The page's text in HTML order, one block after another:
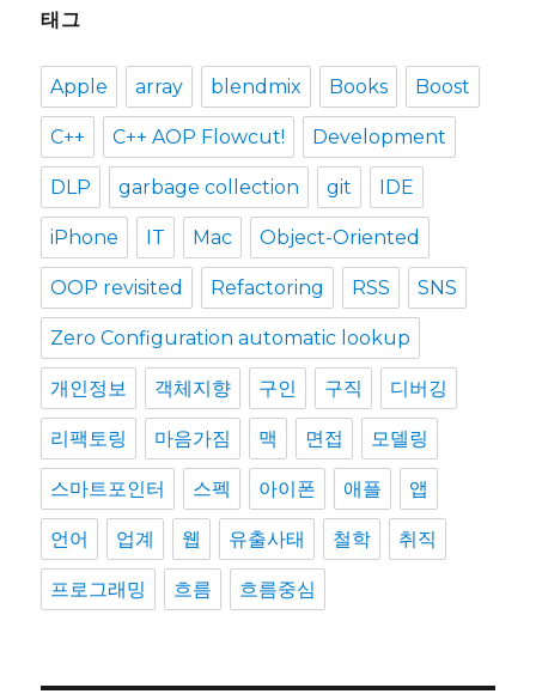
태그
Apple array blendmix Books Boost
C++ C++ AOP Flowcut! Development
DLP garbage collection git IDE
iPhone IT Mac Object-Oriented
OOP revisited Refactoring RSS SNS
Zero Configuration automatic lookup
개인정보 객체지향 구인 구직 디버깅
리팩토링 마음가짐 맥 면접 모델링
스마트포인터 스펙 아이폰 애플 앱
언어 업계 웹 유출사태 철학 취직
프로그래밍 흐름 흐름중심